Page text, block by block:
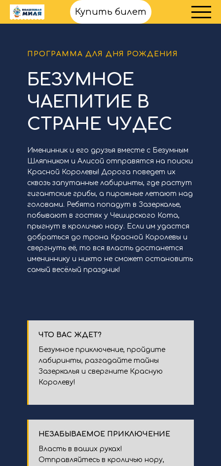
Купить билет
ПРОГРАММА ДЛЯ ДНЯ РОЖДЕНИЯ
БЕЗУМНОЕ
ЧАЕПИТИЕ В
СТРАНЕ ЧУДЕС
Именинник и его друзья вместе с Безумным
Шляпником и Алисой отправятся на поиски
Красной Королевы! Дорога поведет их
сквозь запутанные лабиринты, где растут
гигантские грибы, а пирожные летают над
головами. Ребята попадут в Зазеркалье,
побывают в гостях у Чеширского Кота,
прыгнут в кроличью нору. Если им удастся
добраться до трона Красной Королевы и
свергнуть её, то вся власть достанется
имениннику и никто не сможет остановить
самый весёлый праздник!
ЧТО ВАС ЖДЕТ?
Безумное приключение, пройдите
лабиринты, разгадайте тайны
Зазеркалья и свергните Красную
Королеву!
НЕЗАБЫВАЕМОЕ ПРИКЛЮЧЕНИЕ
Власть в ваших руках!
Отправляйтесь в кроличью нору,